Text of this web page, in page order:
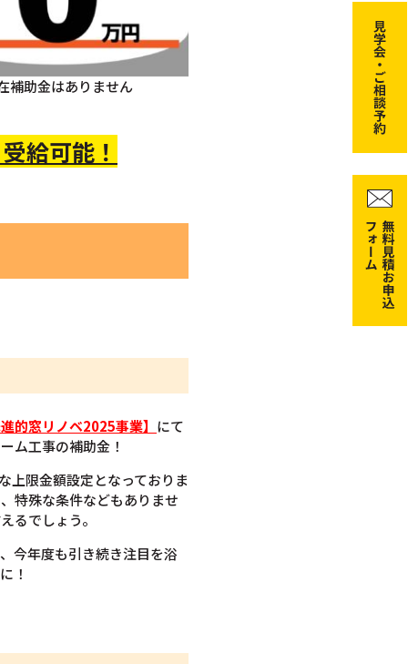
補助金はありません
給可能！
的窓リノベ2025事業】 にて
ム工事の補助金！
上限金額設定となっておりま
特殊な条件などもありませ
るでしょう。
今年度も引き続き注目を浴
！